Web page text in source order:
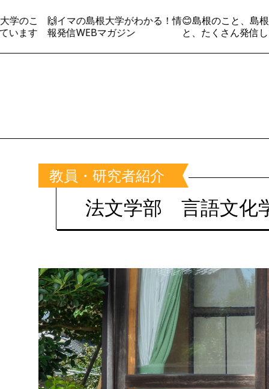
のこ
ます
🙌イマの島根大学がわかる！情
報発信WEBマガジン
😊島根のこと、島根大
と、たくさん発信して
教員・研究者紹介
法文学部 言語文